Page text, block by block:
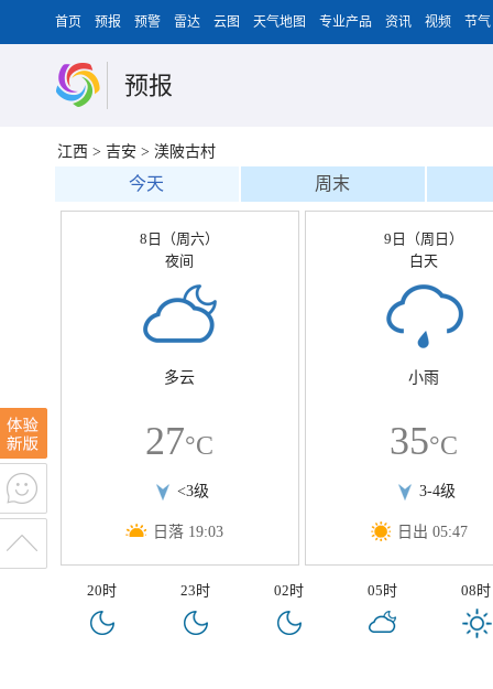
首页 预报 预警 雷达 云图 天气地图 专业产品 资讯 视频 节气
预报
江西 > 吉安 > 渼陂古村
今天 周末
8日（周六）
夜间
多云
27°C
<3级
日落 19:03
9日（周日）
白天
小雨
35°C
3-4级
日出 05:47
20时 23时 02时 05时 08时